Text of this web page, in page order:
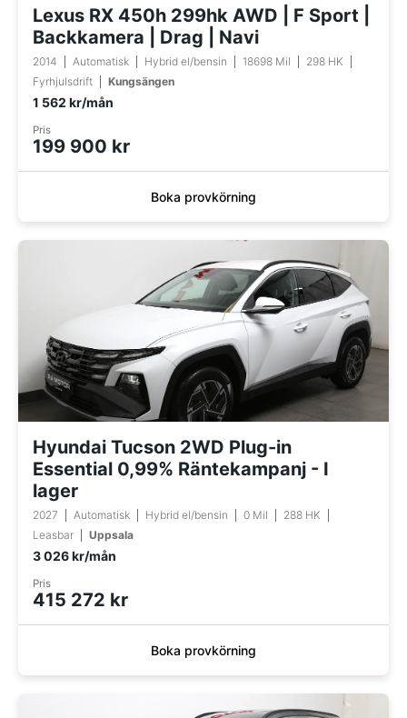
Lexus RX 450h 299hk AWD | F Sport |
Backkamera | Drag | Navi
2014 Automatisk Hybrid el/bensin 18698 Mil
298 HK
Fyrhjulsdrift
Kungsängen
1 562 kr/mån
Pris
199 900 kr
Boka provkörning
Hyundai Tucson 2WD Plug-in
Essential 0,99% Räntekampanj - I
lager
2027 Automatisk Hybrid el/bensin 0 Mil
288 HK
Leasbar
Uppsala
3 026 kr/mån
Pris
415 272 kr
Boka provkörning